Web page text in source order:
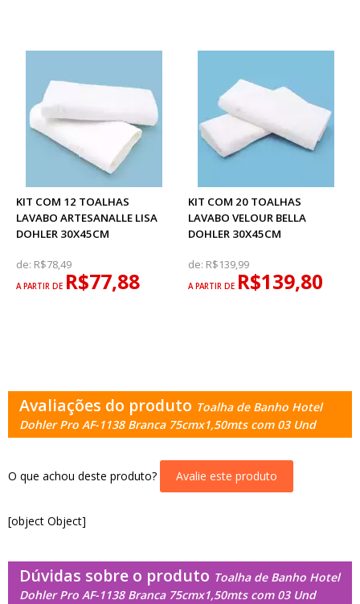
KIT COM 12 TOALHAS
LAVABO ARTESANALLE LISA
DOHLER 30X45CM
de: R$78,49
A PARTIR DE R$77,88
KIT COM 20 TOALHAS
LAVABO VELOUR BELLA
DOHLER 30X45CM
de: R$139,99
A PARTIR DE R$139,80
Avaliações do produto Toalha de Banho Hotel
Dohler Pro AF-1138 Branca 75cmx1,50mts com 03 Und
O que achou deste produto? Avalie este produto
[object Object]
Dúvidas sobre o produto Toalha de Banho Hotel
Dohler Pro AF-1138 Branca 75cmx1,50mts com 03 Und